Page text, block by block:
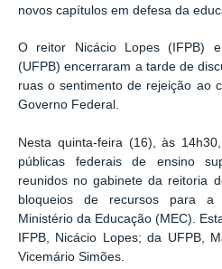
novos capítulos em defesa da
O reitor Nicácio Lopes (IFPB)
(UFPB) encerraram a tarde de
ruas o sentimento de rejeição ao
Governo Federal.
Nesta quinta-feira (16), às
públicas federais de ensino
reunidos no gabinete da reitoria
bloqueios de recursos para a
Ministério da Educação (MEC).
IFPB, Nicácio Lopes; da UFPB,
Vicemário Simões.